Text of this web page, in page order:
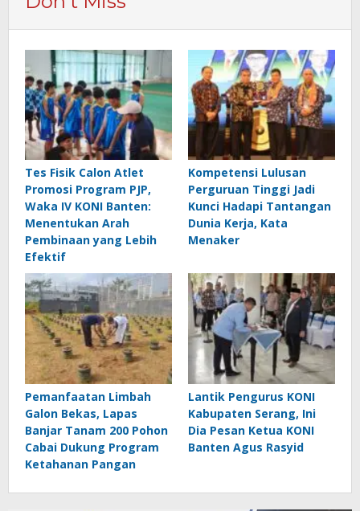
Tes Fisik Calon Atlet
Promosi Program PJP,
Waka IV KONI Banten:
Menentukan Arah
Pembinaan yang Lebih
Efektif
Kompetensi Lulusan
Perguruan Tinggi Jadi
Kunci Hadapi Tantangan
Dunia Kerja, Kata
Menaker
Pemanfaatan Limbah
Galon Bekas, Lapas
Banjar Tanam 200 Pohon
Cabai Dukung Program
Ketahanan Pangan
Lantik Pengurus KONI
Kabupaten Serang, Ini
Dia Pesan Ketua KONI
Banten Agus Rasyid